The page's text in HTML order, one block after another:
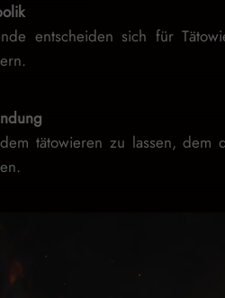
entscheiden sich für
tätowieren zu lassen,